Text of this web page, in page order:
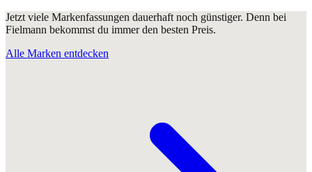
Jetzt viele Markenfassungen dauerhaft noch günstiger. Denn bei
Fielmann bekommst du immer den besten Preis.
Alle Marken entdecken